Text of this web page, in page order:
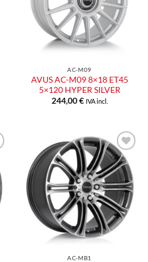
AC-M09
AVUS AC-M09 8×18 ET45
5×120 HYPER SILVER
244,00€ IVA incl.
Aggiungi
alla lista
dei
desideri
AC-MB1